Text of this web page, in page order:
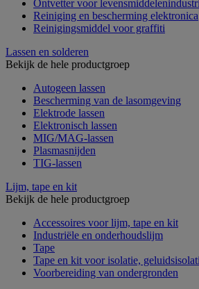
Ontvetter voor
Reiniging en bescherming elektronica
Reinigingsmiddel voor graffiti
Lassen en solderen
Bekijk de hele productgroep
Autogeen lassen
Bescherming van de lasomgeving
Elektrode lassen
Elektronisch lassen
MIG/MAG-lassen
Plasmasnijden
TIG-lassen
Lijm, tape en kit
Bekijk de hele productgroep
Accessoires voor lijm, tape en kit
Industriële en onderhoudslijm
Tape
Tape en kit voor isolatie,
Voorbereiding van ondergronden